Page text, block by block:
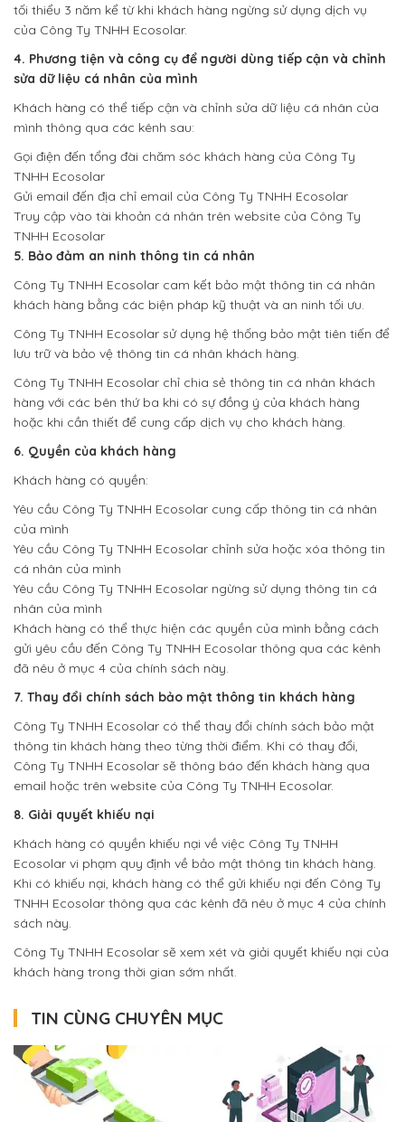
tối thiểu 3 năm kể từ khi khách hàng ngừng sử dụng dịch vụ
của Công Ty TNHH Ecosolar.
4. Phương tiện và công cụ để người dùng tiếp cận và chỉnh
sửa dữ liệu cá nhân của mình
Khách hàng có thể tiếp cận và chỉnh sửa dữ liệu cá nhân của
mình thông qua các kênh sau:
Gọi điện đến tổng đài chăm sóc khách hàng của Công Ty
TNHH Ecosolar
Gửi email đến địa chỉ email của Công Ty TNHH Ecosolar
Truy cập vào tài khoản cá nhân trên website của Công Ty
TNHH Ecosolar
5. Bảo đảm an ninh thông tin cá nhân
Công Ty TNHH Ecosolar cam kết bảo mật thông tin cá nhân
khách hàng bằng các biện pháp kỹ thuật và an ninh tối ưu.
Công Ty TNHH Ecosolar sử dụng hệ thống bảo mật tiên tiến để
lưu trữ và bảo vệ thông tin cá nhân khách hàng.
Công Ty TNHH Ecosolar chỉ chia sẻ thông tin cá nhân khách
hàng với các bên thứ ba khi có sự đồng ý của khách hàng
hoặc khi cần thiết để cung cấp dịch vụ cho khách hàng.
6. Quyền của khách hàng
Khách hàng có quyền:
Yêu cầu Công Ty TNHH Ecosolar cung cấp thông tin cá nhân
của mình
Yêu cầu Công Ty TNHH Ecosolar chỉnh sửa hoặc xóa thông tin
cá nhân của mình
Yêu cầu Công Ty TNHH Ecosolar ngừng sử dụng thông tin cá
nhân của mình
Khách hàng có thể thực hiện các quyền của mình bằng cách
gửi yêu cầu đến Công Ty TNHH Ecosolar thông qua các kênh
đã nêu ở mục 4 của chính sách này.
7. Thay đổi chính sách bảo mật thông tin khách hàng
Công Ty TNHH Ecosolar có thể thay đổi chính sách bảo mật
thông tin khách hàng theo từng thời điểm. Khi có thay đổi,
Công Ty TNHH Ecosolar sẽ thông báo đến khách hàng qua
email hoặc trên website của Công Ty TNHH Ecosolar.
8. Giải quyết khiếu nại
Khách hàng có quyền khiếu nại về việc Công Ty TNHH
Ecosolar vi phạm quy định về bảo mật thông tin khách hàng.
Khi có khiếu nại, khách hàng có thể gửi khiếu nại đến Công Ty
TNHH Ecosolar thông qua các kênh đã nêu ở mục 4 của chính
sách này.
Công Ty TNHH Ecosolar sẽ xem xét và giải quyết khiếu nại của
khách hàng trong thời gian sớm nhất.
TIN CÙNG CHUYÊN MỤC